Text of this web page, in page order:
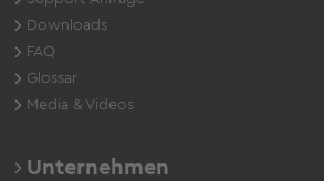
Downloads
FAQ
Glossar
Media & Videos
Unternehmen